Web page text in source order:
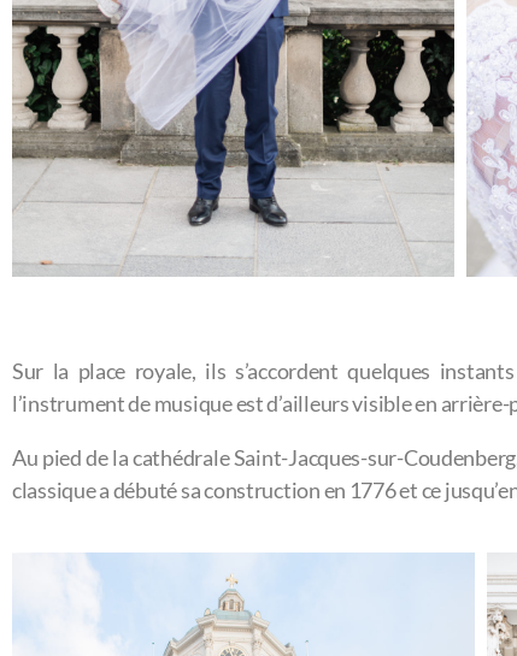
Sur la place royale, ils s’accordent quelques
l’instrument de musique est d’ailleurs visible en arrière-
Au pied de la cathédrale Saint-Jacques-sur-
classique a débuté sa construction en 1776 et ce